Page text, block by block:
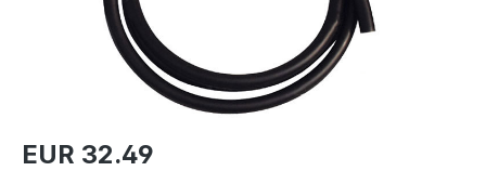
Regulärer Preis:
EUR 32.49